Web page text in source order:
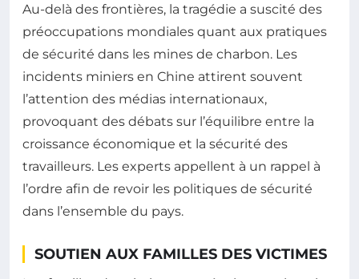
Au-delà des frontières, la tragédie a suscité des
préoccupations mondiales quant aux pratiques
de sécurité dans les mines de charbon. Les
incidents miniers en Chine attirent souvent
l’attention des médias internationaux,
provoquant des débats sur l’équilibre entre la
croissance économique et la sécurité des
travailleurs. Les experts appellent à un rappel à
l’ordre afin de revoir les politiques de sécurité
dans l’ensemble du pays.
SOUTIEN AUX FAMILLES DES VICTIMES